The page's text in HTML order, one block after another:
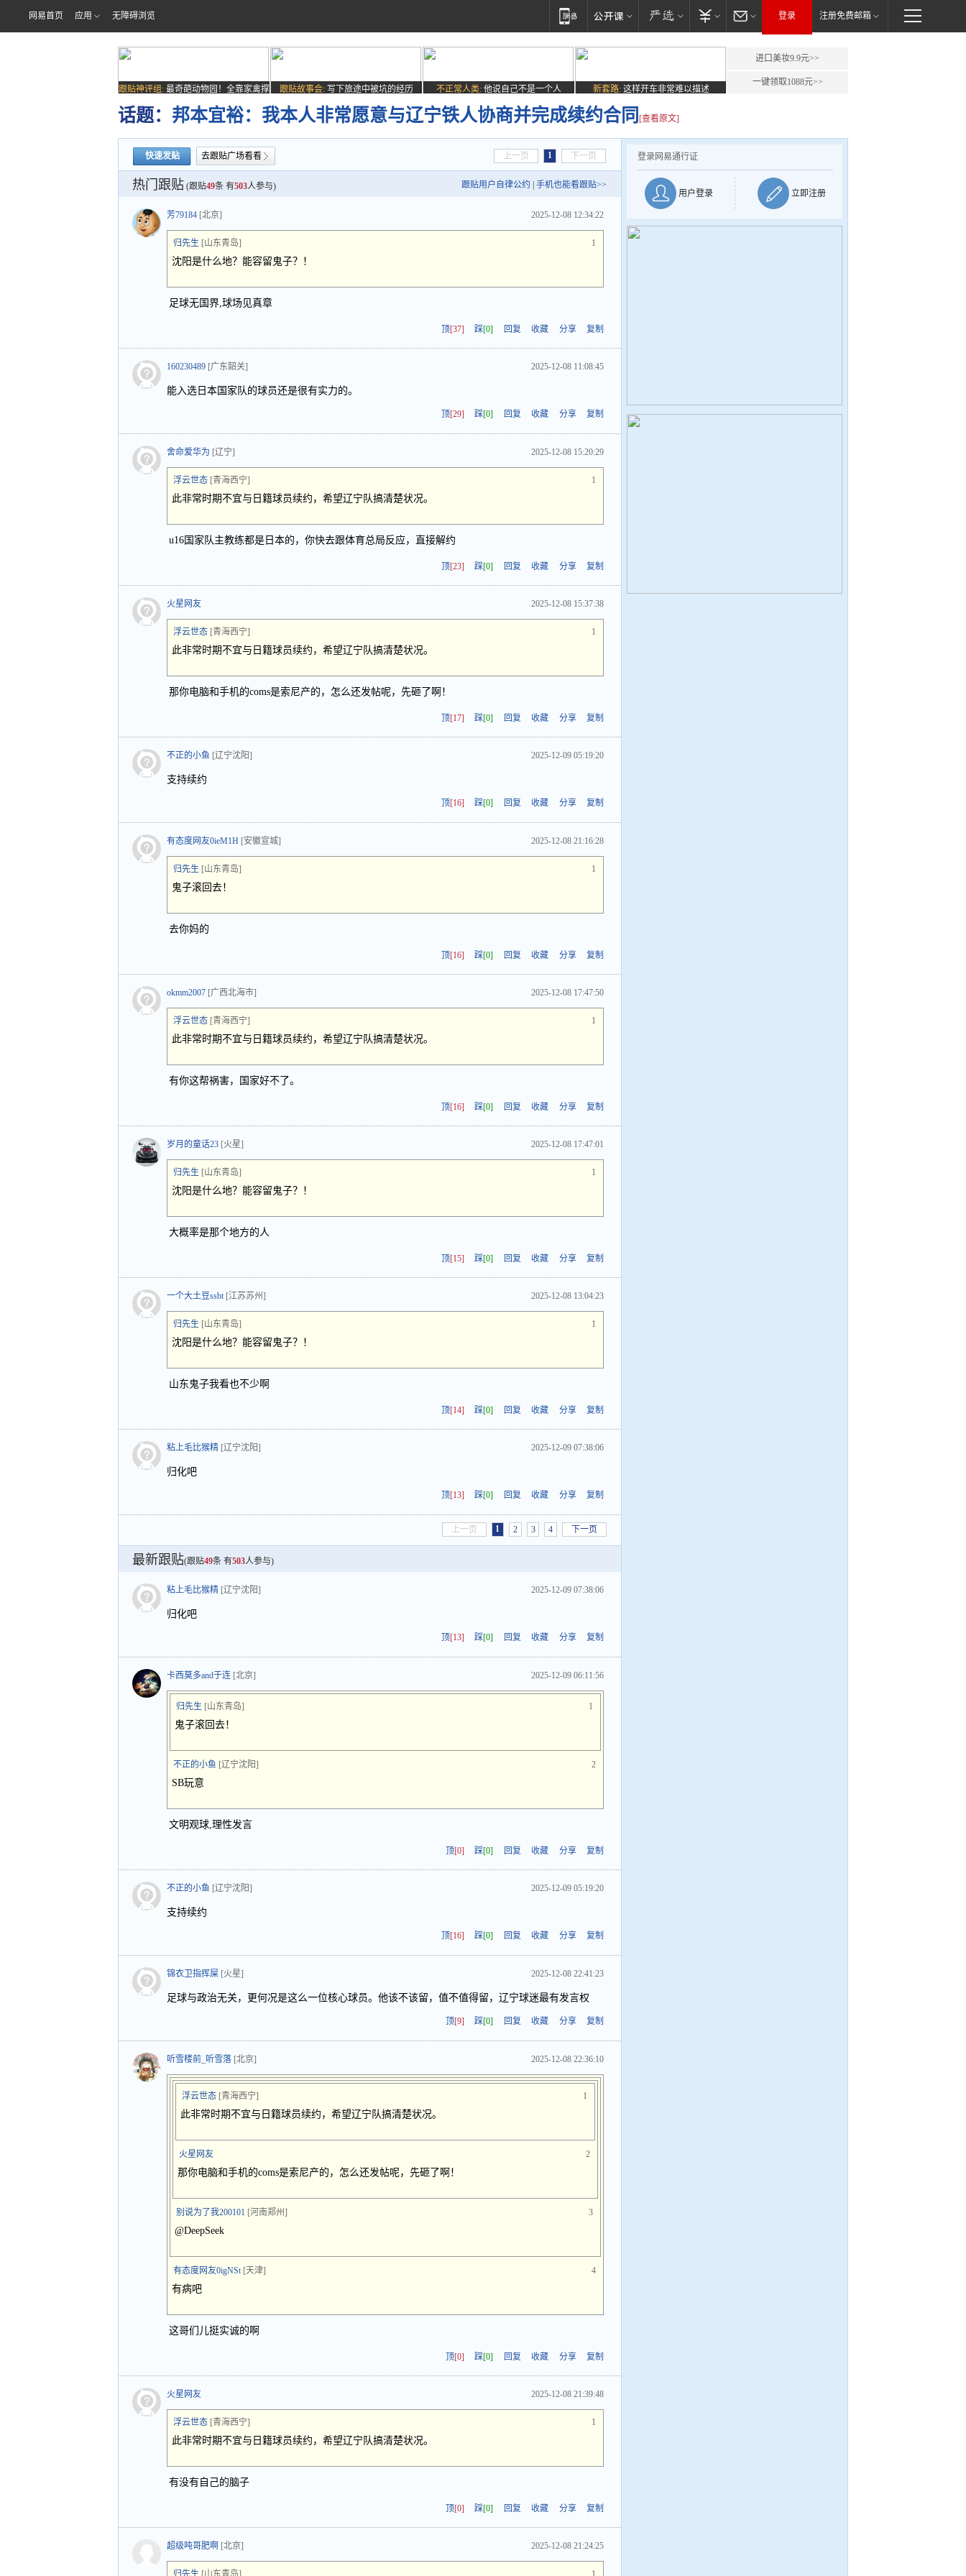
网易首页 应用 无障碍浏览 登录 注册免费邮箱
跟贴神评组: 最奇葩动物园！全靠家禽撑
场子
跟贴故事会: 写下旅途中被坑的经历 不正常人类: 他说自己不是一个人 新套路: 这样开车非常难以描述
进口美妆9.9元>>
一键领取1088元>>
话题： 邦本宜裕：我本人非常愿意与辽宁铁人协商并完成续约合同 [查看原文]
快速发贴 去跟贴广场看看 上一页 1 下一页
热门跟贴 (跟贴49条 有503人参与) 跟贴用户自律公约 手机也能看跟贴>>
芳79184 [北京] 2025-12-08 12:34:22
归先生 [山东青岛] 1
沈阳是什么地？能容留鬼子？！
足球无国界,球场见真章
顶[37] 踩[0] 回复 收藏 分享 复制
160230489 [广东韶关] 2025-12-08 11:08:45
能入选日本国家队的球员还是很有实力的。
顶[29] 踩[0] 回复 收藏 分享 复制
舍命爱华为 [辽宁] 2025-12-08 15:20:29
浮云世态 [青海西宁] 1
此非常时期不宜与日籍球员续约，希望辽宁队搞清楚状况。
u16国家队主教练都是日本的，你快去跟体育总局反应，直接解约
顶[23] 踩[0] 回复 收藏 分享 复制
火星网友 2025-12-08 15:37:38
浮云世态 [青海西宁] 1
此非常时期不宜与日籍球员续约，希望辽宁队搞清楚状况。
那你电脑和手机的coms是索尼产的，怎么还发帖呢，先砸了啊！
顶[17] 踩[0] 回复 收藏 分享 复制
不正的小鱼 [辽宁沈阳] 2025-12-09 05:19:20
支持续约
顶[16] 踩[0] 回复 收藏 分享 复制
有态度网友0ieM1H [安徽宣城] 2025-12-08 21:16:28
归先生 [山东青岛] 1
鬼子滚回去！
去你妈的
顶[16] 踩[0] 回复 收藏 分享 复制
okmm2007 [广西北海市] 2025-12-08 17:47:50
浮云世态 [青海西宁] 1
此非常时期不宜与日籍球员续约，希望辽宁队搞清楚状况。
有你这帮祸害，国家好不了。
顶[16] 踩[0] 回复 收藏 分享 复制
岁月的童话23 [火星] 2025-12-08 17:47:01
归先生 [山东青岛] 1
沈阳是什么地？能容留鬼子？！
大概率是那个地方的人
顶[15] 踩[0] 回复 收藏 分享 复制
一个大土豆ssbt [江苏苏州] 2025-12-08 13:04:23
归先生 [山东青岛] 1
沈阳是什么地？能容留鬼子？！
山东鬼子我看也不少啊
顶[14] 踩[0] 回复 收藏 分享 复制
粘上毛比猴精 [辽宁沈阳] 2025-12-09 07:38:06
归化吧
顶[13] 踩[0] 回复 收藏 分享 复制
上一页 1 2 3 4 下一页
最新跟贴(跟贴49条 有503人参与)
粘上毛比猴精 [辽宁沈阳] 2025-12-09 07:38:06
归化吧
顶[13] 踩[0] 回复 收藏 分享 复制
卡西莫多and于连 [北京] 2025-12-09 06:11:56
归先生 [山东青岛] 1
鬼子滚回去！
不正的小鱼 [辽宁沈阳] 2
SB玩意
文明观球,理性发言
顶[0] 踩[0] 回复 收藏 分享 复制
不正的小鱼 [辽宁沈阳] 2025-12-09 05:19:20
支持续约
顶[16] 踩[0] 回复 收藏 分享 复制
锦衣卫指挥屎 [火星] 2025-12-08 22:41:23
足球与政治无关，更何况是这么一位核心球员。他该不该留，值不值得留，辽宁球迷最有发言权
顶[9] 踩[0] 回复 收藏 分享 复制
听雪楼前_听雪落 [北京] 2025-12-08 22:36:10
浮云世态 [青海西宁] 1
此非常时期不宜与日籍球员续约，希望辽宁队搞清楚状况。
火星网友 2
那你电脑和手机的coms是索尼产的，怎么还发帖呢，先砸了啊！
别说为了我200101 [河南郑州] 3
@DeepSeek
有态度网友0igNSt [天津] 4
有病吧
这哥们儿挺实诚的啊
顶[0] 踩[0] 回复 收藏 分享 复制
火星网友 2025-12-08 21:39:48
浮云世态 [青海西宁] 1
此非常时期不宜与日籍球员续约，希望辽宁队搞清楚状况。
有没有自己的脑子
顶[0] 踩[0] 回复 收藏 分享 复制
超级吨哥肥啊 [北京] 2025-12-08 21:24:25
归先生 [山东青岛] 1
登录网易通行证
用户登录 立即注册